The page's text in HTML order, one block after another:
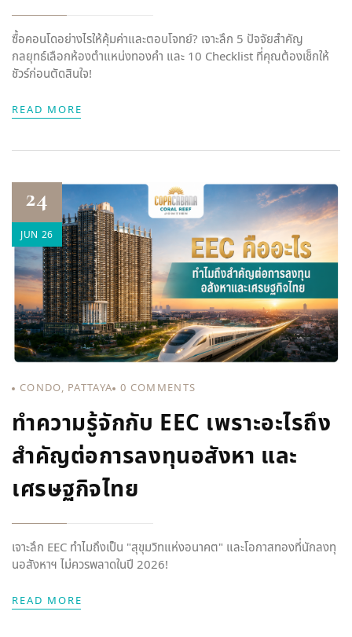
ซื้อคอนโดอย่างไรให้คุ้มค่าและตอบโจทย์? เจาะลึก 5 ปัจจัยสำคัญ
กลยุทธ์เลือกห้องตำแหน่งทองคำ และ 10 Checklist ที่คุณต้องเช็กให้
ชัวร์ก่อนตัดสินใจ!
READ MORE
24
JUN 26
CONDO, PATTAYA 0 COMMENTS
ทำความรู้จักกับ EEC เพราะอะไรถึง
สำคัญต่อการลงทุนอสังหา และ
เศรษฐกิจไทย
เจาะลึก EEC ทำไมถึงเป็น "สุขุมวิทแห่งอนาคต" และโอกาสทองที่นักลงทุ
นอสังหาฯ ไม่ควรพลาดในปี 2026!
READ MORE